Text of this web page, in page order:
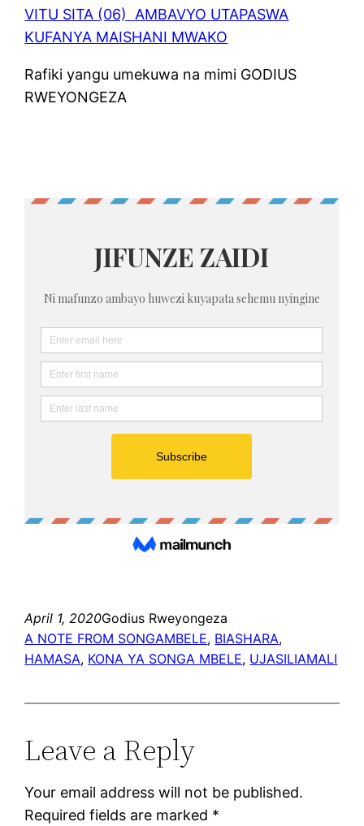
VITU SITA (06)
AMBAVYO UTAPASWA
KUFANYA MAISHANI MWAKO
Rafiki yangu umekuwa na mimi GODIUS
RWEYONGEZA
April 1, 2020Godius Rweyongeza
A NOTE FROM SONGAMBELE, BIASHARA
HAMASA, KONA YA SONGA MBELE, UJASILIAMALI
Leave a Reply
Your email address will not be published.
Required fields are marked *